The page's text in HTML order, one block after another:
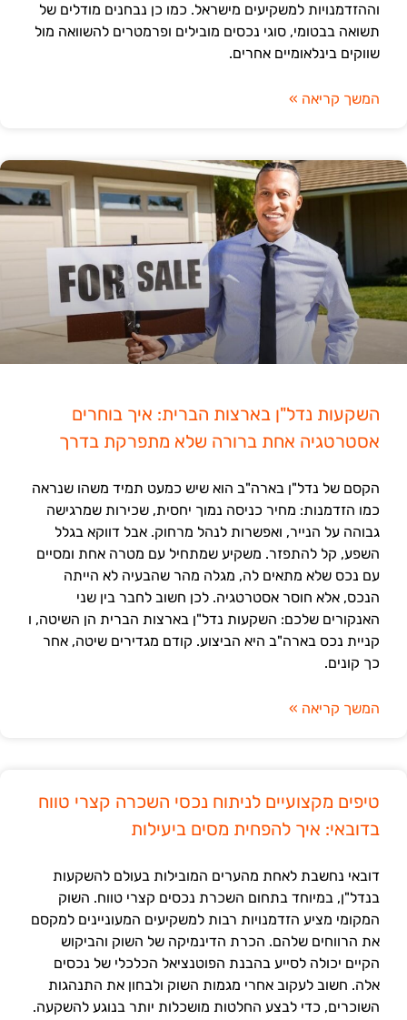
וההזדמנויות למשקיעים מישראל. כמו כן נבחנים מודלים של
תשואה בבטומי, סוגי נכסים מובילים ופרמטרים להשוואה מול
שווקים בינלאומיים אחרים.
המשך קריאה »
השקעות נדל"ן בארצות הברית: איך בוחרים
אסטרטגיה אחת ברורה שלא מתפרקת בדרך
הקסם של נדל"ן בארה"ב הוא שיש כמעט תמיד משהו שנראה
כמו הזדמנות: מחיר כניסה נמוך יחסית, שכירות שמרגישה
גבוהה על הנייר, ואפשרות לנהל מרחוק. אבל דווקא בגלל
השפע, קל להתפזר. משקיע שמתחיל עם מטרה אחת ומסיים
עם נכס שלא מתאים לה, מגלה מהר שהבעיה לא הייתה
הנכס, אלא חוסר אסטרטגיה. לכן חשוב לחבר בין שני
האנקורים שלכם: השקעות נדל"ן בארצות הברית הן השיטה, ו
קניית נכס בארה"ב היא הביצוע. קודם מגדירים שיטה, אחר
כך קונים.
המשך קריאה »
טיפים מקצועיים לניתוח נכסי השכרה קצרי טווח
בדובאי: איך להפחית מסים ביעילות
דובאי נחשבת לאחת מהערים המובילות בעולם להשקעות
בנדל"ן, במיוחד בתחום השכרת נכסים קצרי טווח. השוק
המקומי מציע הזדמנויות רבות למשקיעים המעוניינים למקסם
את הרווחים שלהם. הכרת הדינמיקה של השוק והביקוש
הקיים יכולה לסייע בהבנת הפוטנציאל הכלכלי של נכסים
אלה. חשוב לעקוב אחרי מגמות השוק ולבחון את התנהגות
השוכרים, כדי לבצע החלטות מושכלות יותר בנוגע להשקעה.